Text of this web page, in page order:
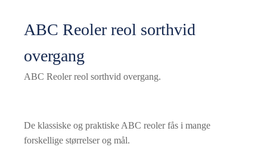
ABC Reoler reol sorthvid
overgang
ABC Reoler reol sorthvid overgang.
De klassiske og praktiske ABC reoler fås i mange
forskellige størrelser og mål.